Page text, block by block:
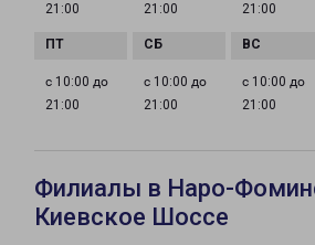
21:00
21:00
21:00
с 10:00 до
21:00
с 10:00 до
21:00
с 10:00 до
21:00
Филиалы в Наро-
Киевское Шоссе